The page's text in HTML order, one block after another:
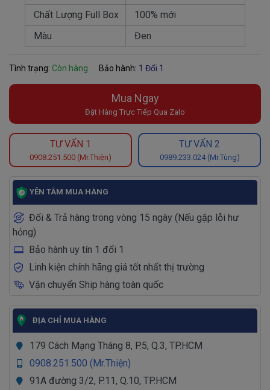
Chất Lượng Full Box
100% mới
Màu
Đen
Tình trạng: Còn hàng Bảo hành: 1 Đổi 1
Mua Ngay
Đặt Hàng Trực Tiếp Qua Zalo
TƯ VẤN 1
0908.251.500 (Mr.Thiện)
TƯ VẤN 2
0989.233.024 (Mr.Tùng)
YÊN TÂM MUA HÀNG
Đổi & Trả hàng trong vòng 15 ngày (Nếu gặp lỗi hư
hỏng)
Bảo hành uy tín 1 đổi 1
Linh kiện chính hãng giá tốt nhất thị trường
Vận chuyển Ship hàng toàn quốc
ĐỊA CHỈ MUA HÀNG
179 Cách Mạng Tháng 8, P.5, Q.3, TP.HCM
0908.251.500 (Mr.Thiện)
91A đường 3/2, P.11, Q.10, TP.HCM